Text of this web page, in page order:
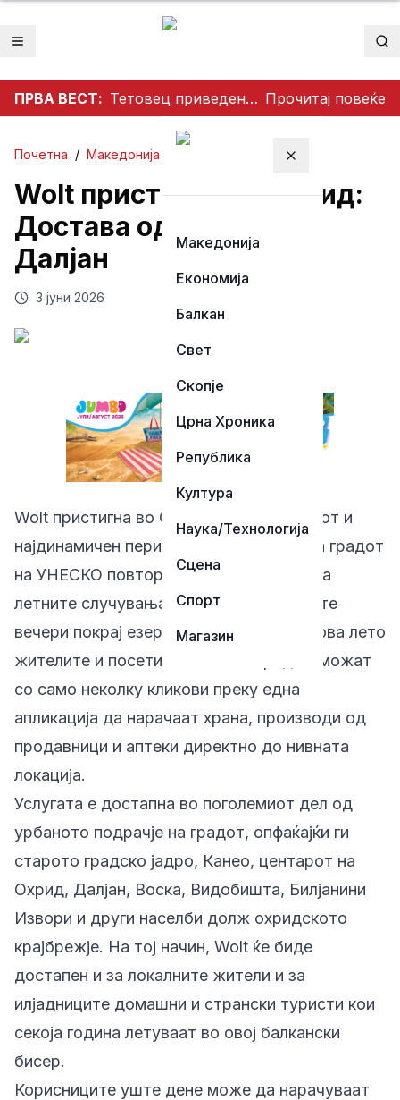
Отвори мени
ПРВА ВЕСТ: Тетовец приведен откако со нож им се заканувал на своите родители откако не му дале пари Прочитај повеќе
Затвори мени
Македонија
Економија
Балкан
Свет
Скопје
Црна Хроника
Република
Култура
Наука/Технологија
Сцена
Спорт
Магазин
Почетна / Македонија
Wolt пристигна во Охрид:
Достава од Канео до
Далјан
3 јуни 2026
Wolt пристигна во Охрид во најзабавниот и
најдинамичен период од годината, кога градот
на УНЕСКО повторно станува центар на
летните случувања, туристите и долгите
вечери покрај езерото. Почнувајќи од ова лето
жителите и посетителите на Охрид ќе можат
со само неколку кликови преку една
апликација да нарачаат храна, производи од
продавници и аптеки директно до нивната
локација.
Услугата е достапна во поголемиот дел од
урбаното подрачје на градот, опфаќајќи ги
старото градско јадро, Канео, центарот на
Охрид, Далјан, Воска, Видобишта, Билјанини
Извори и други населби долж охридското
крајбрежје. На тој начин, Wolt ќе биде
достапен и за локалните жители и за
илјадниците домашни и странски туристи кои
секоја година летуваат во овој балкански
бисер.
Корисниците уште дене може да нарачуваат